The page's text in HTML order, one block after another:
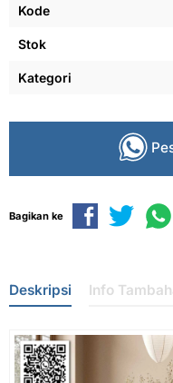
Kode
Stok
Kategori
Bagikan ke
Deskripsi Info